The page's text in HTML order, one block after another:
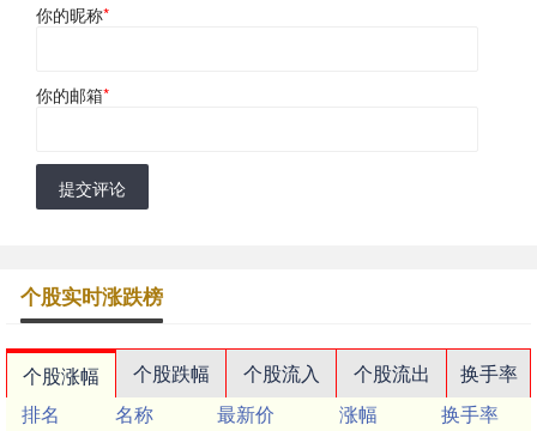
你的昵称*
你的邮箱*
提交评论
个股实时涨跌榜
个股涨幅 个股跌幅 个股流入 个股流出
换手率
排名
名称 最新价 涨幅
换手率